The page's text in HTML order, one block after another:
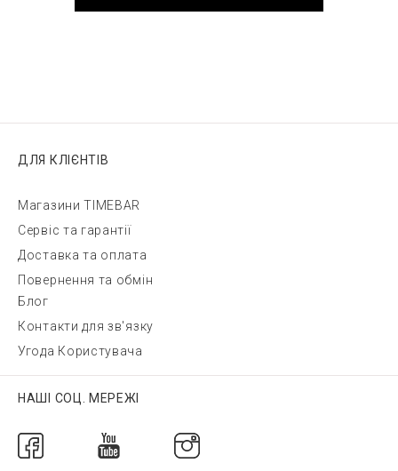
ДЛЯ КЛІЄНТІВ
Магазини TIMEBAR
Сервіс та гарантії
Доставка та оплата
Повернення та обмін
Блог
Контакти для зв'язку
Угода Користувача
НАШІ СОЦ. МЕРЕЖІ